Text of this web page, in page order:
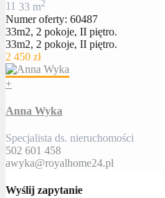
11 33 m2
Numer oferty: 60487
33m2, 2 pokoje, II piętro.
33m2, 2 pokoje, II piętro.
2 450 zł
+
Anna Wyka
Specjalista ds. nieruchomości
502 601 458
awyka@royalhome24.pl
Wyślij zapytanie